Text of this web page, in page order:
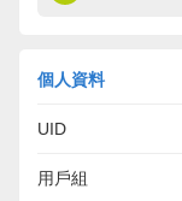
個人資料
UID
用戶組